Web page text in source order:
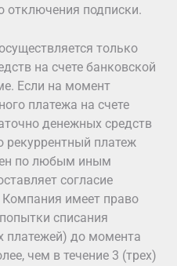
отключения подписки.
только
на счете банковской
Если на момент
платежа на счете
денежных средств
рекуррентный платеж
по любым иным
согласие
имеет право
списания
платежей) до момента
чем в течение 3 (трех)